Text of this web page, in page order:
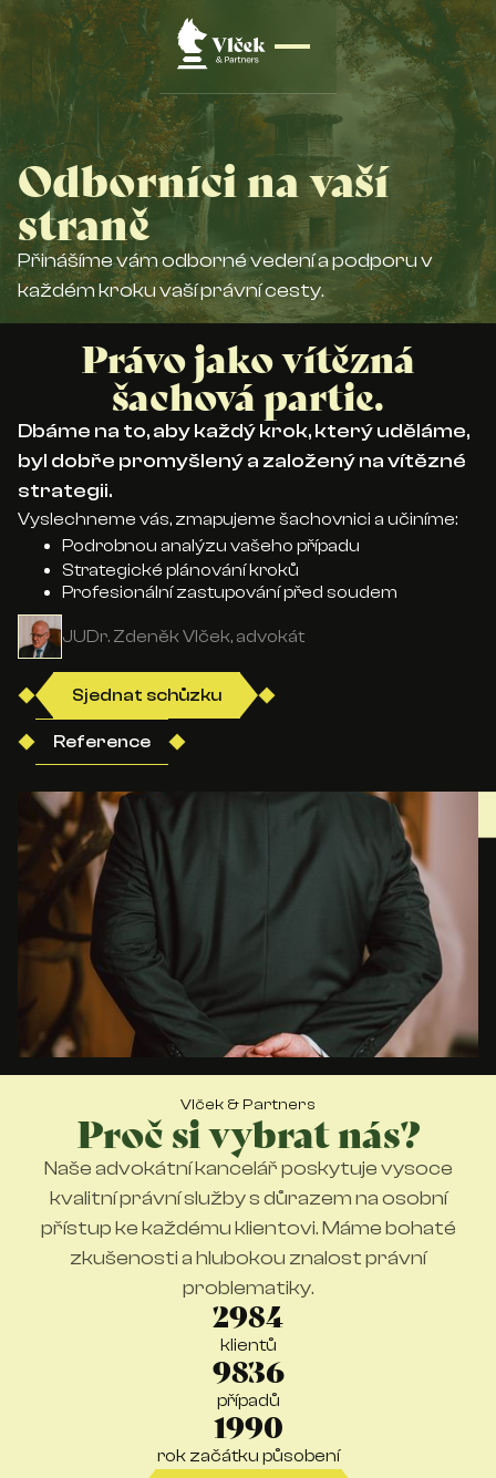
Odborníci na vaší
straně
Přinášíme vám odborné vedení a podporu v
každém kroku vaší právní cesty.
Právo jako vítězná
šachová partie.
Dbáme na to, aby každý krok, který uděláme,
byl dobře promyšlený a založený na vítězné
strategii.
Vyslechneme vás, zmapujeme šachovnici a učiníme:
Podrobnou analýzu vašeho případu
Strategické plánování kroků
Profesionální zastupování před soudem
JUDr. Zdeněk Vlček, advokát
Sjednat schůzku
Reference
Vlček & Partners
Proč si vybrat nás?
Naše advokátní kancelář poskytuje vysoce
kvalitní právní služby s důrazem na osobní
přístup ke každému klientovi. Máme bohaté
zkušenosti a hlubokou znalost právní
problematiky.
2984
klientů
9836
případů
1990
rok začátku působení